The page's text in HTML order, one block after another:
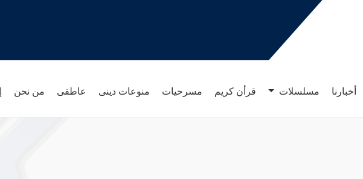
أخبارنا مسلسلات قرأن كريم مسرحيات منوعات دينى عاطفى من نحن